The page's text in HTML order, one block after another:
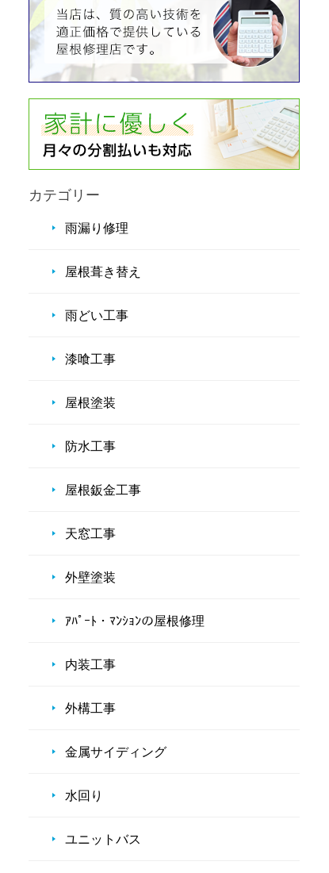
カテゴリー
雨漏り修理
屋根葺き替え
雨どい工事
漆喰工事
屋根塗装
防水工事
屋根鈑金工事
天窓工事
外壁塗装
ｱﾊﾟｰﾄ・ﾏﾝｼｮﾝの屋根修理
内装工事
外構工事
金属サイディング
水回り
ユニットバス